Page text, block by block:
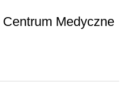
Medyczne